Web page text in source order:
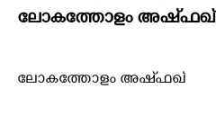
ലോകത്തോളം അഷ്ഫഖ്
ലോകത്തോളം അഷ്ഫഖ്